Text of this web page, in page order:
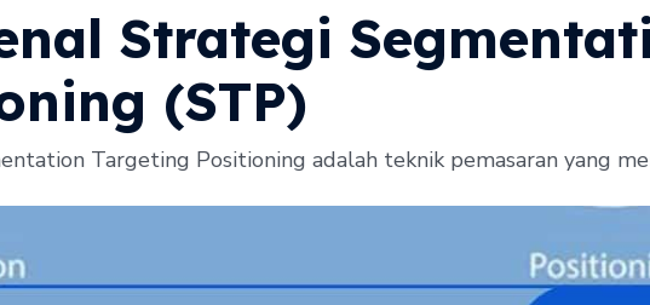
Strategi
(STP)
Targeting Positioning adalah teknik pemasaran yang